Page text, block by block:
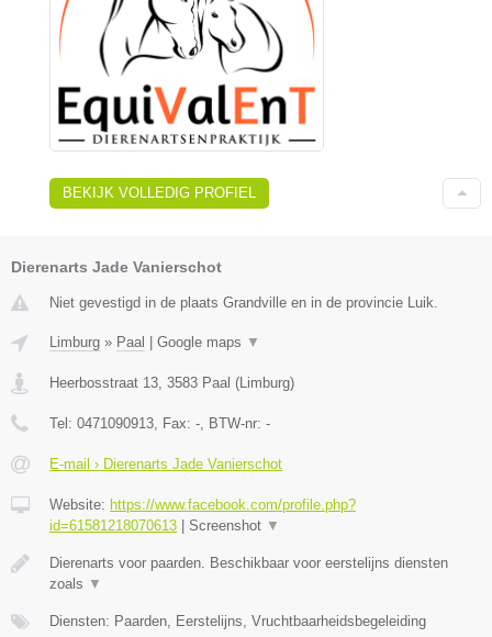
BEKIJK VOLLEDIG PROFIEL
Dierenarts Jade Vanierschot
Niet gevestigd in de plaats Grandville en in de provincie Luik.
Limburg » Paal Google maps ▼
Heerbosstraat 13, 3583 Paal (Limburg)
Tel: 0471090913, Fax: -, BTW-nr: -
E-mail › Dierenarts Jade Vanierschot
Website: https://www.facebook.com/profile.php?
id=61581218070613
Screenshot ▼
Dierenarts voor paarden. Beschikbaar voor eerstelijns diensten
zoals ▼
Diensten: Paarden, Eerstelijns, Vruchtbaarheidsbegeleiding